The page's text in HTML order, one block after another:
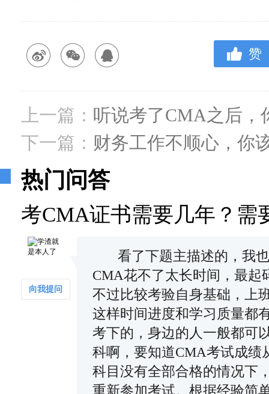
赞
上一篇： 听说考了CMA之后，
下一篇： 财务工作不顺心，你
热门问答
考CMA证书需要几年？需
向我提问
看了下题主描述的，我也
CMA花不了太长时间，最起
不过比较考验自身基础，上
这样时间进度和学习质量都
考下的，身边的人一般都可
科啊，要知道CMA考试成绩
科目没有全部合格的情况下
重新参加考试。根据经验